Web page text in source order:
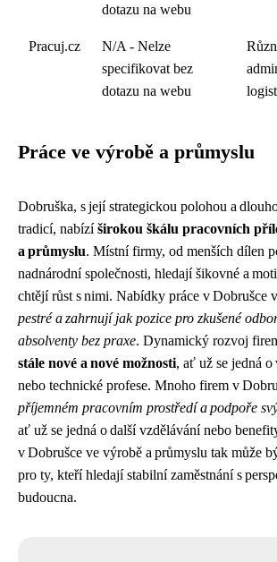
dotazu na webu
Pracuj.cz
N/A - Nelze
specifikovat bez
dotazu na webu
Práce ve výrobě a průmyslu
Dobruška, s její strategickou polohou a
tradicí, nabízíširokou škálu pracovních
a průmyslu. Místní firmy, od menších dílen
nadnárodní společnosti, hledají šikovné a
chtějí růst s nimi. Nabídky práce v Dobrušce
pestré a zahrnují jak pozice pro zkušené
absolventy bez praxe. Dynamický rozvoj
stále nové a nové možnosti, ať už se jedná
nebo technické profese. Mnoho firem v
příjemném pracovním prostředí a podpoře
ať už se jedná o další vzdělávání nebo
v Dobrušce ve výrobě a průmyslu tak může
pro ty, kteří hledají stabilní zaměstnání s
budoucna.